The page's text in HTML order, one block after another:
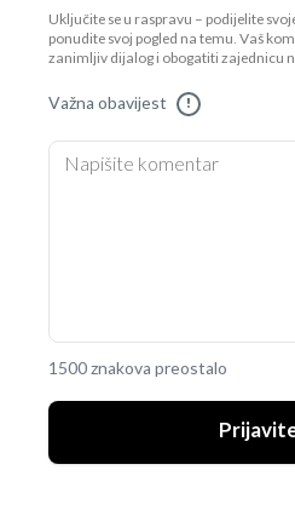
Uključite se u raspravu – podijelite
ponudite svoj pogled na temu. Vaš
zanimljiv dijalog i obogatiti zajednicu
Važna obavijest !
1500 znakova preostalo